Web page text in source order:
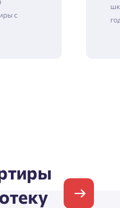
с
Фамилия